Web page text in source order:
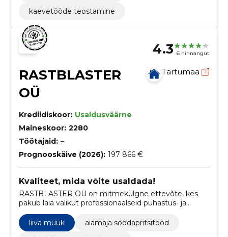
kaevetööde teostamine
4.3 6 hinnangut
RASTBLASTER
OÜ
Tartumaa
Krediidiskoor: Usaldusväärne
Maineskoor: 2280
Töötajaid: –
Prognooskäive (2026): 197 866 €
Kvaliteet, mida võite usaldada!
RASTBLASTER OÜ on mitmekülgne ettevõte, kes
pakub laia valikut professionaalseid puhastus- ja
renoveerimisteenuseid, sealhulgas alates aiamajade
soodapritsitöödest ja alumiiniumvelgede puhastusest
kuni autokere ja fassaadide puhastuseni.
liiva müük
aiamaja soodapritsitööd